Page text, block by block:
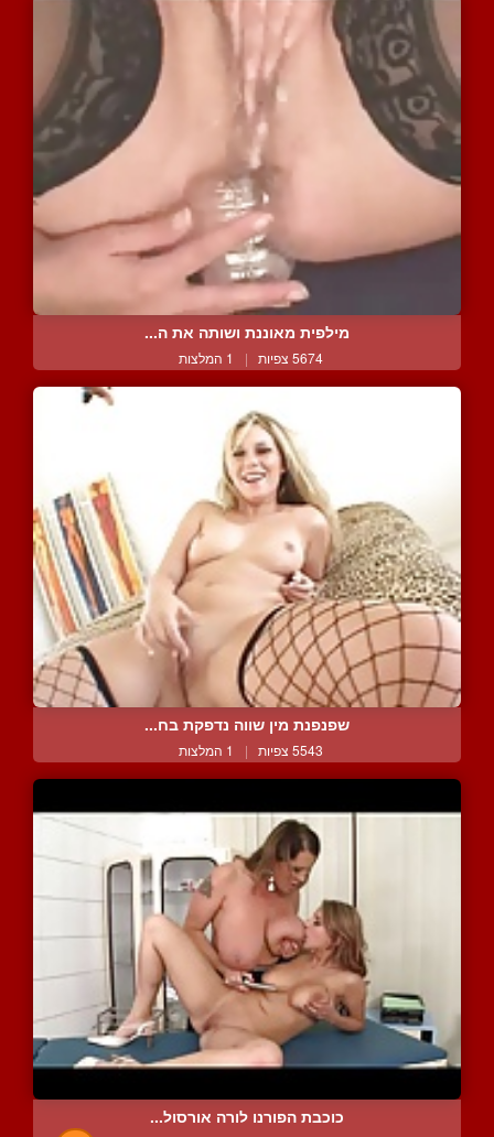
מילפית מאוננת ושותה את ה...
5674 צפיות | 1 המלצות
שפנפנת מין שווה נדפקת בח...
5543 צפיות | 1 המלצות
כוכבת הפורנו לורה אורסול...